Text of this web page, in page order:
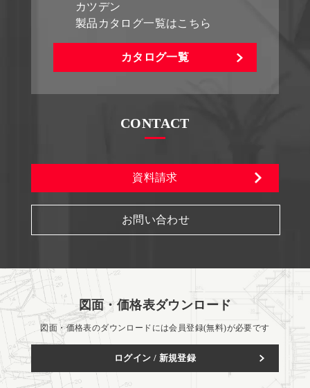
カツデン
製品カタログ一覧はこちら
カタログ一覧
CONTACT
資料請求
お問い合わせ
図面・価格表ダウンロード
図面・価格表のダウンロードには会員登録(無料)が必要です
ログイン / 新規登録